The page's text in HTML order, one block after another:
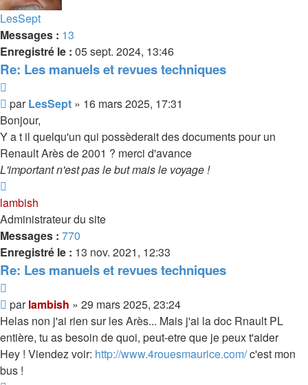
LesSept
Messages : 13
Enregistré le : 05 sept. 2024, 13:46
Re: Les manuels et revues techniques
Message
parLesSept » 16 mars 2025, 17:31
Bonjour,
Y a t il quelqu'un qui possèderait des documents pour un
Renault Arès de 2001 ? merci d'avance
L'important n'est pas le but mais le voyage !
lambish
Administrateur du site
Messages : 770
Enregistré le : 13 nov. 2021, 12:33
Re: Les manuels et revues techniques
Message
parlambish » 29 mars 2025, 23:24
Helas non j'ai rien sur les Arès... Mais j'ai la doc Rnault PL
entière, tu as besoin de quoi, peut-etre que je peux t'aider
Hey ! Viendez voir: http://www.4rouesmaurice.com/c'est mon
bus !